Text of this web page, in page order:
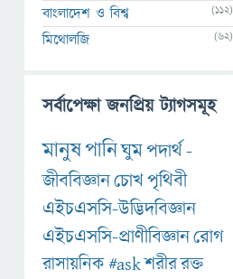
বাংলাদেশ ও বিশ্ব (112)
মিথোলজি (62)
সর্বাপেক্ষা জনপ্রিয় ট্যাগসমূহ
মানুষপানিঘুমপদার্থ-
জীববিজ্ঞানচোখপৃথিবী
এইচএসসি-উদ্ভিদবিজ্ঞান
এইচএসসি-প্রাণীবিজ্ঞানরোগ
রাসায়নিক#askশরীররক্ত